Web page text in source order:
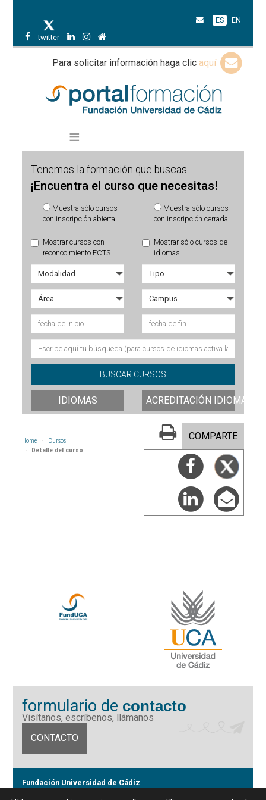
twitter
ES EN
Para solicitar información haga clic aquí
Tenemos la formación que buscas
¡Encuentra el curso que necesitas!
Muestra sólo cursos
con inscripción abierta
Muestra sólo cursos
con inscripción cerrada
Mostrar cursos con
reconocimiento ECTS
Mostrar sólo cursos de
idiomas
IDIOMAS ACREDITACIÓN IDIOMAS
Home
Cursos
Detalle del curso
COMPARTE
formulario de contacto
Visítanos, escríbenos, llámanos
CONTACTO
Fundación Universidad de Cádiz